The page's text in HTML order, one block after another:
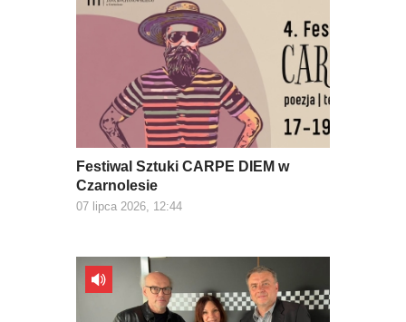
Festiwal Sztuki CARPE DIEM w
Czarnolesie
07 lipca 2026, 12:44